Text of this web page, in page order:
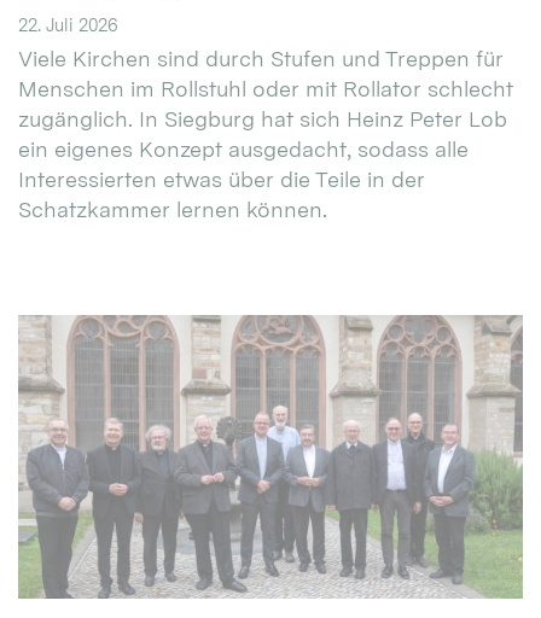
22. Juli 2026
Viele Kirchen sind durch Stufen und Treppen für
Menschen im Rollstuhl oder mit Rollator schlecht
zugänglich. In Siegburg hat sich Heinz Peter Lob
ein eigenes Konzept ausgedacht, sodass alle
Interessierten etwas über die Teile in der
Schatzkammer lernen können.